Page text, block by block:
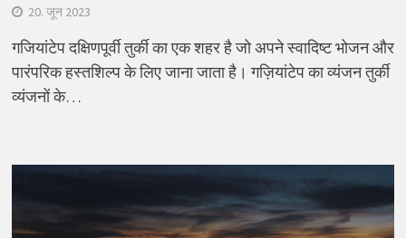
20. जून 2023
गजियांटेप दक्षिणपूर्वी तुर्की का एक शहर है जो अपने स्वादिष्ट भोजन और
पारंपरिक हस्तशिल्प के लिए जाना जाता है। गज़ियांटेप का व्यंजन तुर्की
व्यंजनों के…